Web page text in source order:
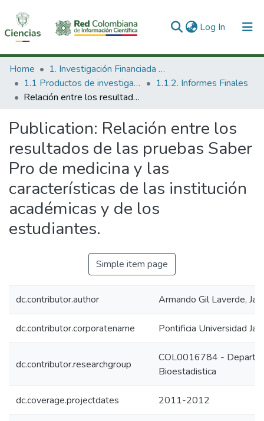
Log In (current)
Communities & Collections
All of DSpace
Home
1. Investigación Financiada con Recursos Públicos
1.1 Productos de investigación
1.1.2. Informes Finales
Relación entre los resultados de las pruebas Saber Pro de medicina y las características de las institución académicas y de los estudiantes.
Publication: Relación entre los
resultados de las pruebas Saber
Pro de medicina y las
características de las institución
académicas y de los
estudiantes.
Simple item page
dc.contributor.author Armando Gil Laverde,
dc.contributor.corporatename Pontificia Universidad
dc.contributor.researchgroup
COL0016784 -
Bioestadistica
dc.coverage.projectdates 2011-2012